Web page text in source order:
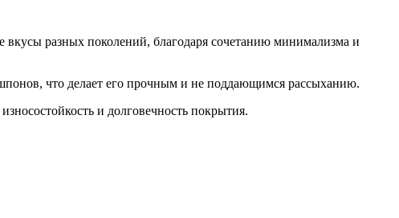
разных поколений, благодаря сочетанию минимализма и
что делает его прочным и не поддающимся рассыханию.
и долговечность покрытия.